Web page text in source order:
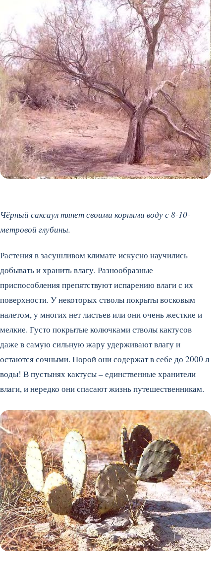
Чёрный саксаул тянет своими корнями воду с 8-10-
метровой глубины.
Растения в засушливом климате искусно научились
добывать и хранить влагу. Разнообразные
приспособления препятствуют испарению влаги с их
поверхности. У некоторых стволы покрыты восковым
налетом, у многих нет листьев или они очень жесткие и
мелкие. Густо покрытые колючками стволы кактусов
даже в самую сильную жару удерживают влагу и
остаются сочными. Порой они содержат в себе до 2000 л
воды! В пустынях кактусы – единственные хранители
влаги, и нередко они спасают жизнь путешественникам.